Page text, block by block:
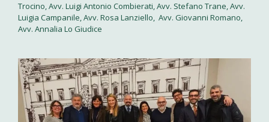
Trocino, Avv. Luigi Antonio Combierati, Avv. Stefano Trane, Avv.
Luigia Campanile, Avv. Rosa Lanziello, Avv. Giovanni Romano,
Avv. Annalia Lo Giudice